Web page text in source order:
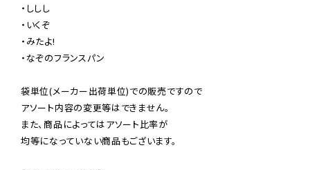
・ししし
・いくぞ
・みたよ!
・なぞのフランスパン
袋単位(メーカー出荷単位)での販売ですので
アソート内容の変更等はできません。
また、商品によってはアソート比率が
均等になっていない商品もございます。